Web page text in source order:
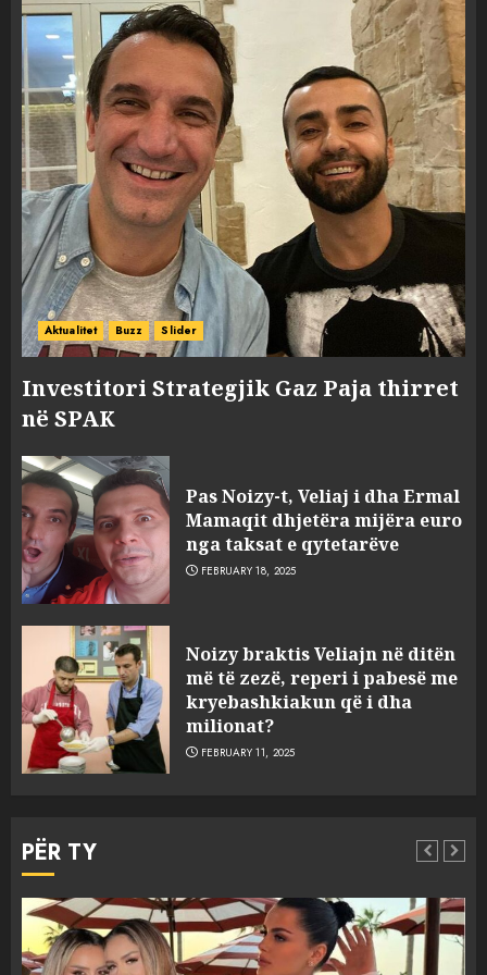
Aktualitet Buzz Slider
Investitori Strategjik Gaz Paja thirret
në SPAK
Pas Noizy-t, Veliaj i dha Ermal
Mamaqit dhjetëra mijëra euro
nga taksat e qytetarëve
FEBRUARY 18, 2025
Noizy braktis Veliajn në ditën
më të zezë, reperi i pabesë me
kryebashkiakun që i dha
milionat?
FEBRUARY 11, 2025
PËR TY
3
sulmuan “One Albania”,
ngjarja u fsheh. A u vodhën
serverat?
MARCH 25, 2025
4 MARCH 25, 2025